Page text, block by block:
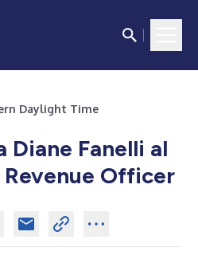
Daylight Time
Diane Fanelli al
Officer